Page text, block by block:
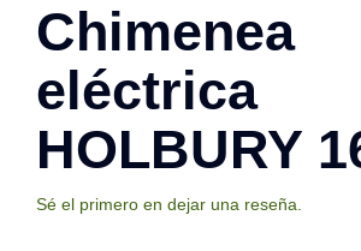
Chimenea
eléctrica
HOLBURY
Sé el primero en dejar una reseña.